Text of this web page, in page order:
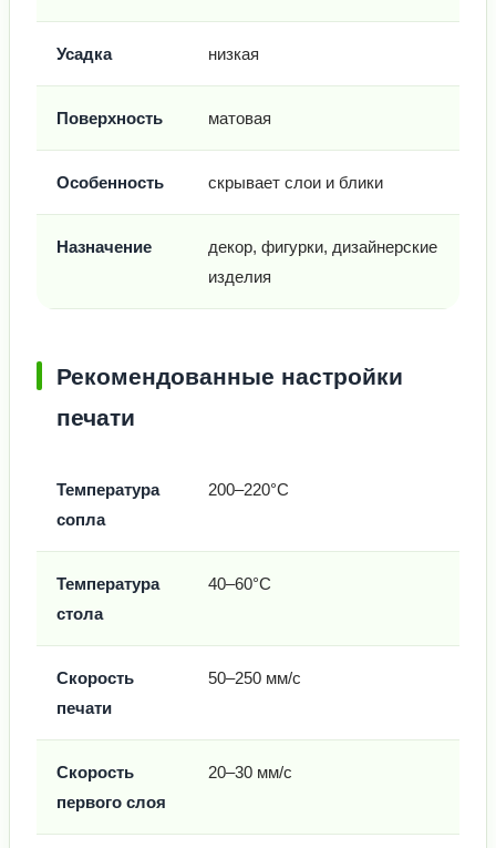
Усадка низкая
Поверхность матовая
Особенность скрывает слои и блики
Назначение
декор, фигурки, дизайнерские
изделия
Рекомендованные настройки
печати
Температура
сопла
200–220°C
Температура
стола
40–60°C
Скорость
печати
50–250 мм/с
Скорость
первого слоя
20–30 мм/с